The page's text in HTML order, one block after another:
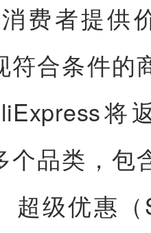
费者提供
符合条件的
将
个品类，包
超级优惠（